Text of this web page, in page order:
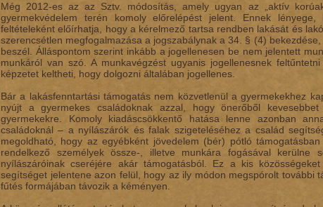
Még 2012-es az az Sztv. módosítás, amely ugyan az „aktív
gyermekvédelem terén komoly előrelépést jelent. Ennek
feltételeként előírhatja, hogy a kérelmező tartsa rendben lakását és
szerencsétlen megfogalmazása a jogszabálynak a 34. § (4)
beszél. Álláspontom szerint inkább a jogellenesen be nem jelentett
munkáról van szó. A munkavégzést ugyanis jogellenesnek
képzetet keltheti, hogy dolgozni általában jogellenes.
Bár a lakásfenntartási támogatás nem közvetlenül a gyermekekhez
nyújt a gyermekes családoknak azzal, hogy önerőből
gyermekekre. Komoly kiadáscsökkentő hatása lenne azonban
családoknál – a nyílászárók és falak szigeteléséhez a család
megoldható, hogy az egyébként jövedelem (bér) pótló
rendelkező személyek össze-, illetve munkára fogásával kerülne
nyílászáróinak cseréjére akár támogatásból. Ez a kis
segítséget jelentene azon felül, hogy az ily módon megspórolt további
fűtés formájában távozik a kéményen.